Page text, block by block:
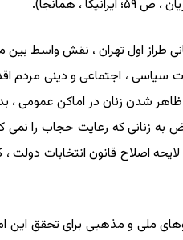
اول تهران ، نقش واسط بین
ظاهر شدن زنان در اماکن
زنانی که رعایت حجاب را نمی
اصلاح قانون انتخابات دولت ،
و مذهبی برای تحقق این